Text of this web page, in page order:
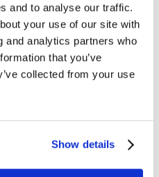
and to analyse our traffic.
your use of our site with
and analytics partners who
that you’ve
collected from your use
Show details